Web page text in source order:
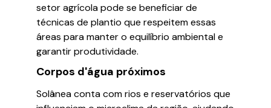
setor agrícola pode se beneficiar de
técnicas de plantio que respeitem essas
áreas para manter o equilíbrio ambiental e
garantir produtividade.
Corpos d'água próximos
Solânea conta com rios e reservatórios que